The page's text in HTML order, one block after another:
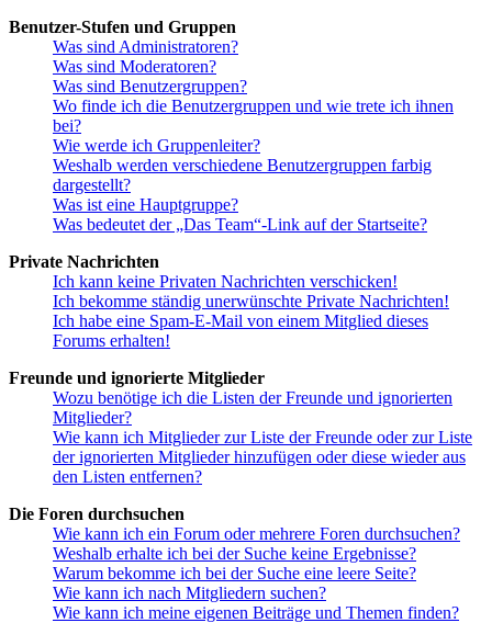
Benutzer-Stufen und Gruppen
Was sind Administratoren?
Was sind Moderatoren?
Was sind Benutzergruppen?
Wo finde ich die Benutzergruppen und wie trete ich ihnen
bei?
Wie werde ich Gruppenleiter?
Weshalb werden verschiedene Benutzergruppen farbig
dargestellt?
Was ist eine Hauptgruppe?
Was bedeutet der „Das Team“-Link auf der Startseite?
Private Nachrichten
Ich kann keine Privaten Nachrichten verschicken!
Ich bekomme ständig unerwünschte Private Nachrichten!
Ich habe eine Spam-E-Mail von einem Mitglied dieses
Forums erhalten!
Freunde und ignorierte Mitglieder
Wozu benötige ich die Listen der Freunde und ignorierten
Mitglieder?
Wie kann ich Mitglieder zur Liste der Freunde oder zur Liste
der ignorierten Mitglieder hinzufügen oder diese wieder aus
den Listen entfernen?
Die Foren durchsuchen
Wie kann ich ein Forum oder mehrere Foren durchsuchen?
Weshalb erhalte ich bei der Suche keine Ergebnisse?
Warum bekomme ich bei der Suche eine leere Seite?
Wie kann ich nach Mitgliedern suchen?
Wie kann ich meine eigenen Beiträge und Themen finden?